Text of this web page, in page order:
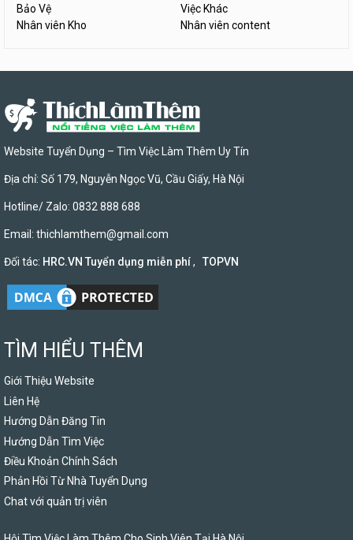
Bảo Vệ
Việc Khác
Nhân viên Kho
Nhân viên content
Website Tuyển Dụng – Tìm Việc Làm Thêm Uy Tín
Địa chỉ: Số 179, Nguyễn Ngọc Vũ, Cầu Giấy, Hà Nội
Hotline/ Zalo: 0832 888 688
Email: thichlamthem@gmail.com
Đối tác: HRC.VN Tuyển dụng miễn phí, TOPVN
TÌM HIỂU THÊM
Giới Thiệu Website
Liên Hệ
Hướng Dẫn Đăng Tin
Hướng Dẫn Tìm Việc
Điều Khoản Chính Sách
Phản Hồi Từ Nhà Tuyển Dụng
Chat với quản trị viên